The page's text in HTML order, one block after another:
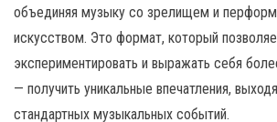
объединяя музыку со зрелищем и
искусством. Это формат, который
экспериментировать и выражать себя
— получить уникальные впечатления,
стандартных музыкальных событий.